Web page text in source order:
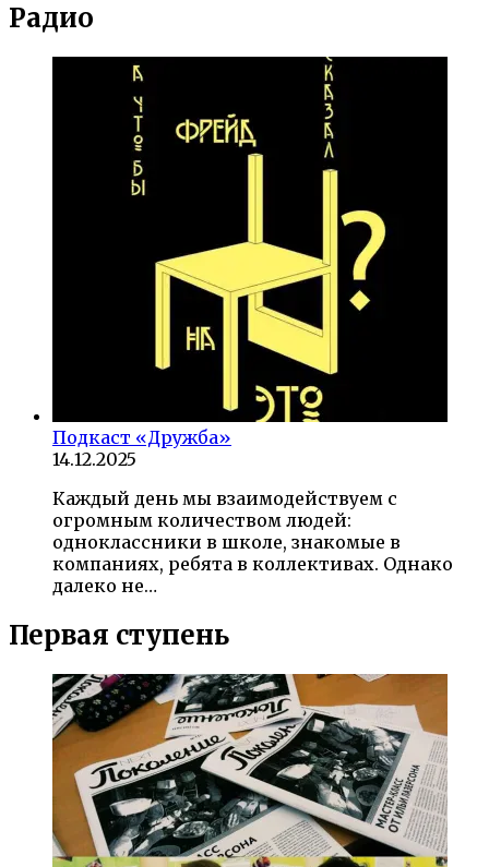
Радио
Подкаст «Дружба»
14.12.2025
Каждый день мы взаимодействуем с
огромным количеством людей:
одноклассники в школе, знакомые в
компаниях, ребята в коллективах. Однако
далеко не…
Первая ступень